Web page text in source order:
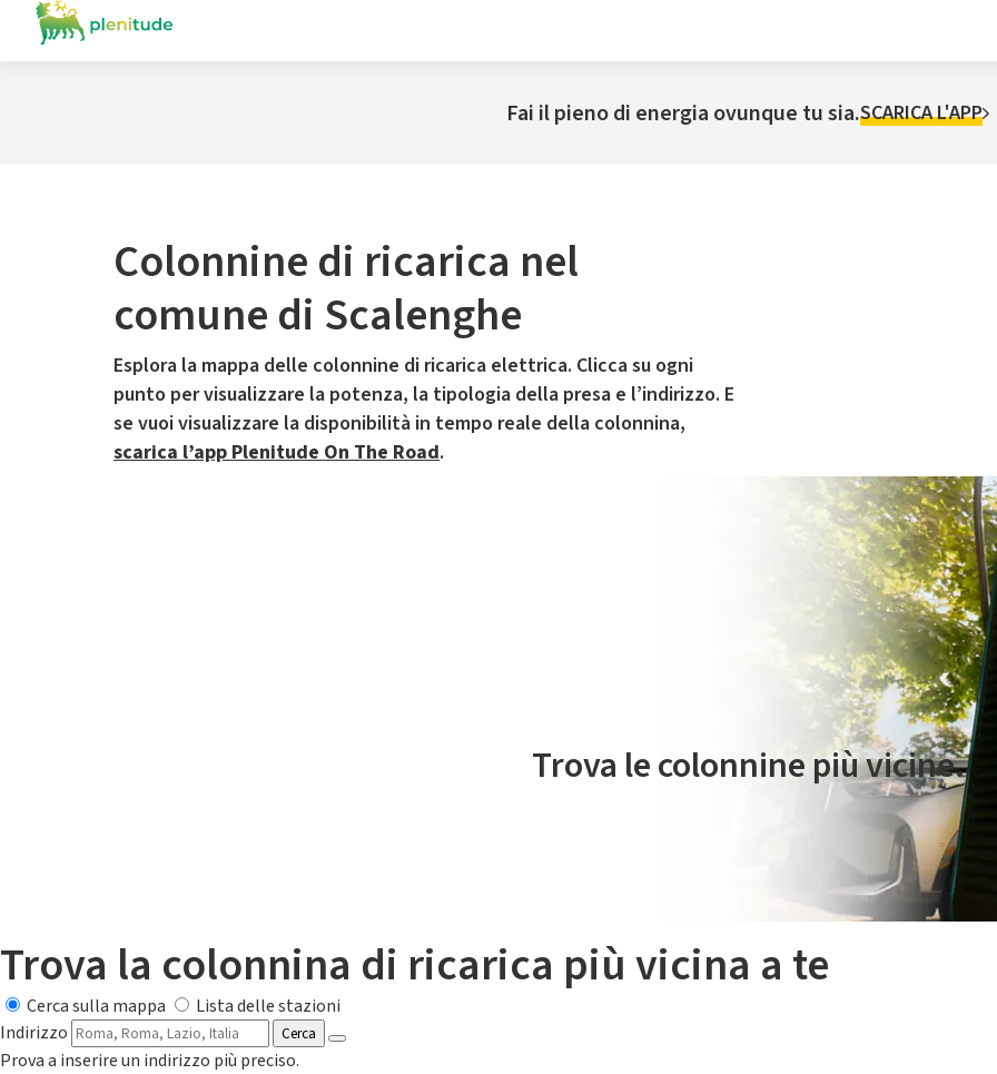
Fai il pieno di energia ovunque tu sia.SCARICA L'APP
Colonnine di ricarica nel
comune di Scalenghe
Esplora la mappa delle colonnine di ricarica elettrica. Clicca su ogni
punto per visualizzare la potenza, la tipologia della presa e l’indirizzo. E
se vuoi visualizzare la disponibilità in tempo reale della colonnina,
scarica l’app Plenitude On The Road.
Il servizio di mobilità elettrica è gestito da Plenitude On The Road
Trova le colonnine più vicine.
Trova la colonnina di ricarica più vicina a te
Cerca sulla mappa
Lista delle stazioni
Indirizzo
Cerca
Prova a inserire un indirizzo più preciso.